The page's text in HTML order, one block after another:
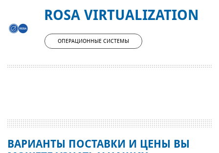
ROSA VIRTUALIZATION
ОПЕРАЦИОННЫЕ СИСТЕМЫ
ВАРИАНТЫ ПОСТАВКИ И ЦЕНЫ ВЫ